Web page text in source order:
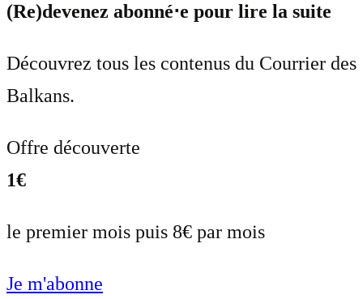
(Re)devenez abonné⋅e pour lire la suite
Découvrez tous les contenus du Courrier des
Balkans.
Offre découverte
1€
le premier mois puis 8€ par mois
Je m'abonne